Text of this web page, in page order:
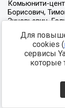
Для
cookies (
сервисы
которые